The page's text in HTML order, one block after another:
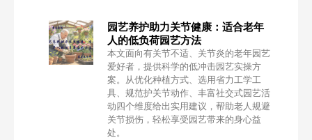
园艺养护助力关节健康：适合老年
人的低负荷园艺方法
本文面向有关节不适、关节炎的老年园艺
爱好者，提供科学的低冲击园艺实操方
案。从优化种植方式、选用省力工学工
具、规范护关节动作、丰富社交式园艺活
动四个维度给出实用建议，帮助老人规避
关节损伤，轻松享受园艺带来的身心益
处。